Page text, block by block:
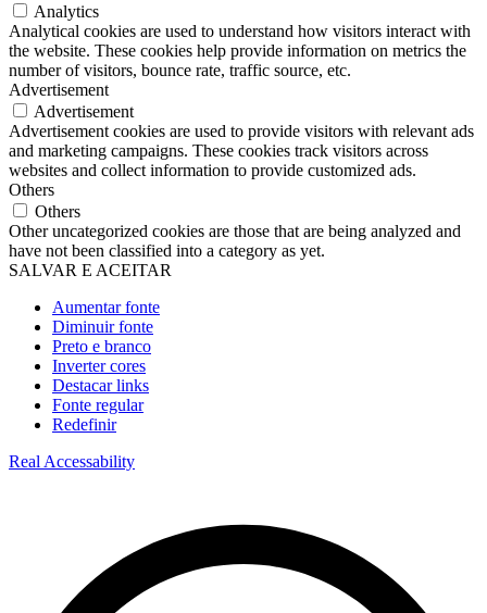
Analytics
Analytical cookies are used to understand how visitors interact with
the website. These cookies help provide information on metrics the
number of visitors, bounce rate, traffic source, etc.
Advertisement
Advertisement
Advertisement cookies are used to provide visitors with relevant ads
and marketing campaigns. These cookies track visitors across
websites and collect information to provide customized ads.
Others
Others
Other uncategorized cookies are those that are being analyzed and
have not been classified into a category as yet.
SALVAR E ACEITAR
Aumentar fonte
Diminuir fonte
Preto e branco
Inverter cores
Destacar links
Fonte regular
Redefinir
Real Accessability